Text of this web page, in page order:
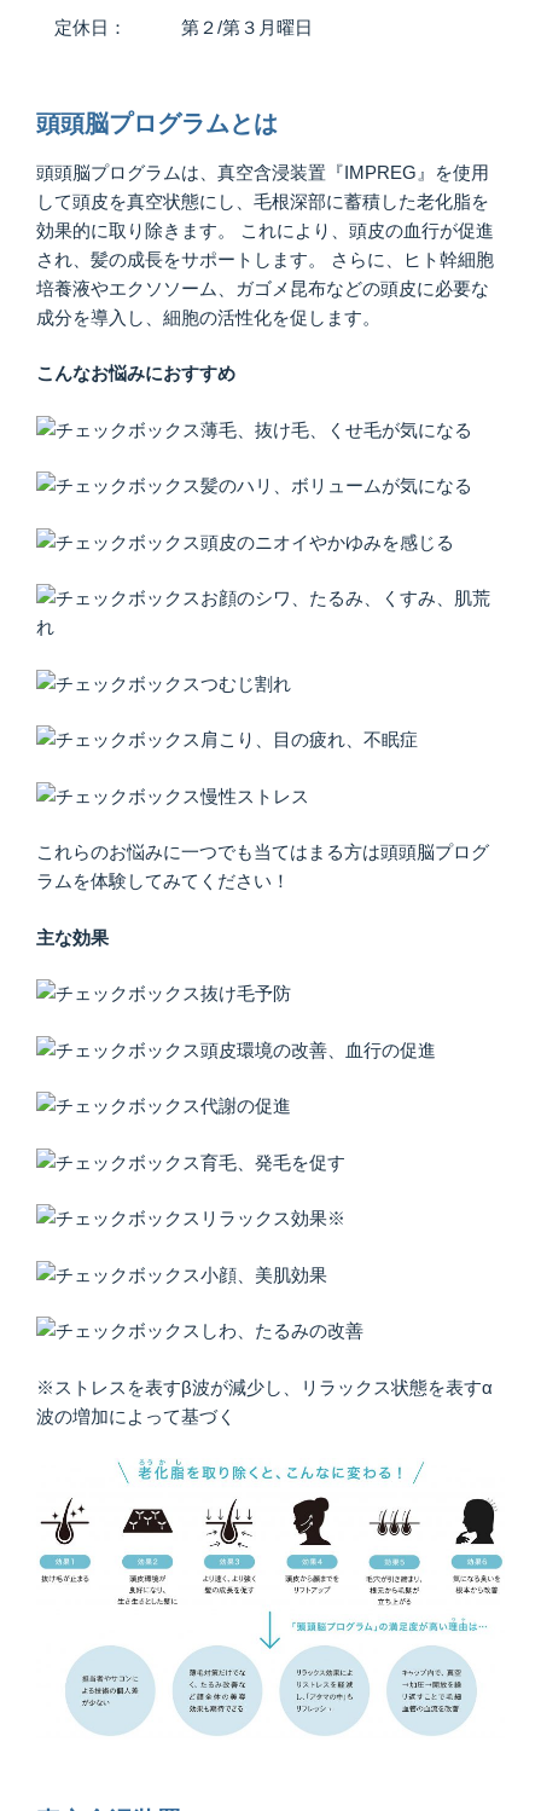
定休日： 第２/第３月曜日
頭頭脳プログラムとは
頭頭脳プログラムは、真空含浸装置『IMPREG』を使用
して頭皮を真空状態にし、毛根深部に蓄積した老化脂を
効果的に取り除きます。 これにより、頭皮の血行が促進
され、髪の成長をサポートします。 さらに、ヒト幹細胞
培養液やエクソソーム、ガゴメ昆布などの頭皮に必要な
成分を導入し、細胞の活性化を促します。
こんなお悩みにおすすめ
薄毛、抜け毛、くせ毛が気になる
髪のハリ、ボリュームが気になる
頭皮のニオイやかゆみを感じる
お顔のシワ、たるみ、くすみ、肌荒
れ
つむじ割れ
肩こり、目の疲れ、不眠症
慢性ストレス
これらのお悩みに一つでも当てはまる方は頭頭脳プログ
ラムを体験してみてください！
主な効果
抜け毛予防
頭皮環境の改善、血行の促進
代謝の促進
育毛、発毛を促す
リラックス効果※
小顔、美肌効果
しわ、たるみの改善
※ストレスを表すβ波が減少し、リラックス状態を表すα
波の増加によって基づく